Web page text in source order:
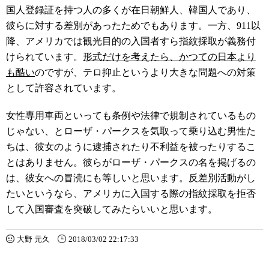
国人登録証を持つ人の多くが在日朝鮮人、韓国人であり、
彼らに対する差別があったためでもあります。一方、911以
降、アメリカでは観光目的の入国者すら指紋採取が義務付
けられています。 形式だけを考えたら、かつての日本より
も酷いのですが、テロ抑止というより大きな問題への対策
として許容されています。
女性専用車両といっても条例や法律で規制されているもの
じゃない、とローザ・パークスを気取って乗り込む男性た
ちは、彼女のように逮捕されたり不利益を被ったりするこ
とはありません。彼らがローザ・パークスの名を掲げるの
は、彼女への冒涜にも等しいと思います。反差別活動がし
たいというなら、アメリカに入国する際の指紋採取を拒否
して入国審査を突破してみたらいいと思います。
大野 元久 2018/03/02 22:17:33